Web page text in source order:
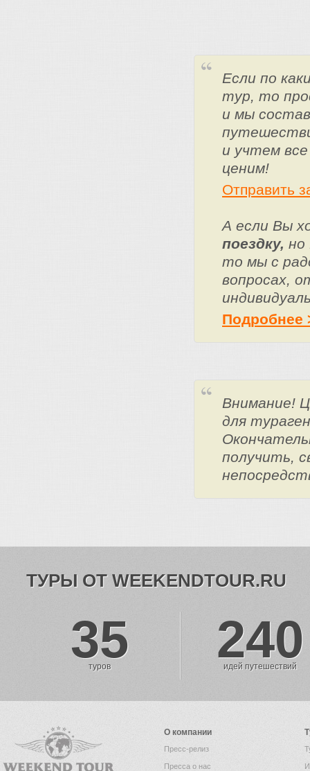
Если по
тур, то
и мы
и учтем
ценим!
Отправить
А если Вы
поездку, но
то мы с
вопросах,
Подробнее
Внимание!
для
получить,
ТУРЫ ОТ WEEKENDTOUR.RU
35
туров 240
идей путешествий
О компании
Пресс-релиз
Пресса о нас